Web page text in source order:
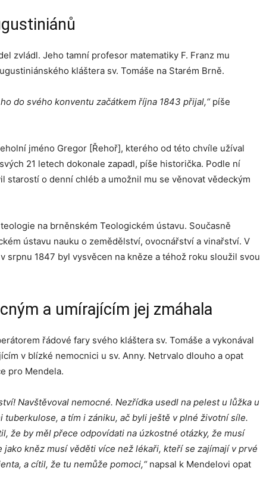
zvládl. Jeho tamní profesor matematiky F. Franz mu
kláštera sv. Tomáše na Starém Brně.
do svého konventu začátkem října 1843 přijal,“ píše
jméno Gregor [Řehoř], kterého od této chvíle užíval
21 letech dokonale zapadl, píše historička. Podle ní
starostí o denní chléb a umožnil mu se věnovat vědeckým
na brněnském Teologickém ústavu. Současně
ústavu nauku o zemědělství, ovocnářství a vinařství. V
srpnu 1847 byl vysvěcen na kněze a téhož roku sloužil svou
a umírajícím jej zmáhala
řádové fary svého kláštera sv. Tomáše a vykonával
v blízké nemocnici u sv. Anny. Netrvalo dlouho a opat
pro Mendela.
Navštěvoval nemocné. Nezřídka usedl na pelest u lůžka u
a tím i zániku, ač byli ještě v plné životní síle.
že by měl přece odpovídati na úzkostné otázky, že musí
kněz musí věděti více než lékaři, kteří se zajímají v prvé
a cítil, že tu nemůže pomoci,“ napsal k Mendelovi opat